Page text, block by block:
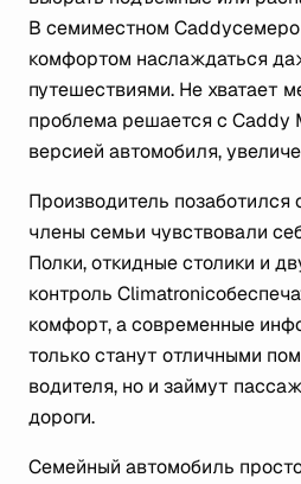
В семиместном
комфортом наслаждаться
путешествиями. Не хватает
проблема решается с Caddy
версией автомобиля,
Производитель позаботился
члены семьи чувствовали
Полки, откидные столики и
контроль
комфорт, а современные
только станут отличными
водителя, но и займут
дороги.
Семейный автомобиль